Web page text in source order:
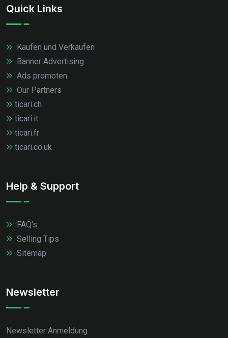
Quick Links
Kaufen und Verkaufen
Banner Advertising
Ads promoten
Our Partners
ticari.ch
ticari.it
ticari.fr
ticari.co.uk
Help & Support
FAQ's
Selling Tips
Sitemap
Newsletter
Newsletter Anmeldung